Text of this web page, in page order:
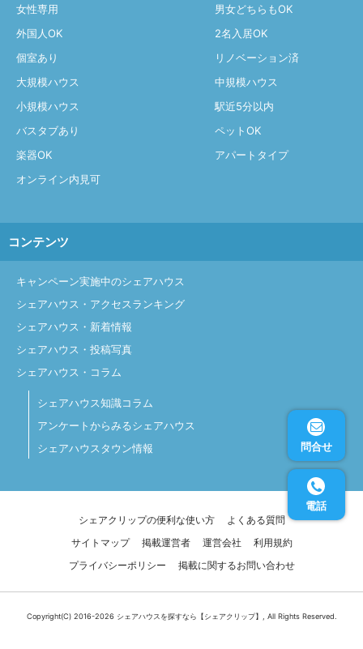
女性専用
男女どちらもOK
外国人OK
2名入居OK
個室あり
リノベーション済
大規模ハウス
中規模ハウス
小規模ハウス
駅近5分以内
バスタブあり
ペットOK
楽器OK
アパートタイプ
オンライン内見可
コンテンツ
キャンペーン実施中のシェアハウス
シェアハウス・アクセスランキング
シェアハウス・新着情報
シェアハウス・投稿写真
シェアハウス・コラム
シェアハウス知識コラム
アンケートからみるシェアハウス
シェアハウスタウン情報
シェアクリップの便利な使い方
よくある質問
サイトマップ
掲載運営者 運営会社
利用規約
プライバシーポリシー
掲載に関するお問い合わせ
Copyright(C) 2016-2026 シェアハウスを探すなら【シェアクリップ】 , All Rights Reserved.
問合せ
電話